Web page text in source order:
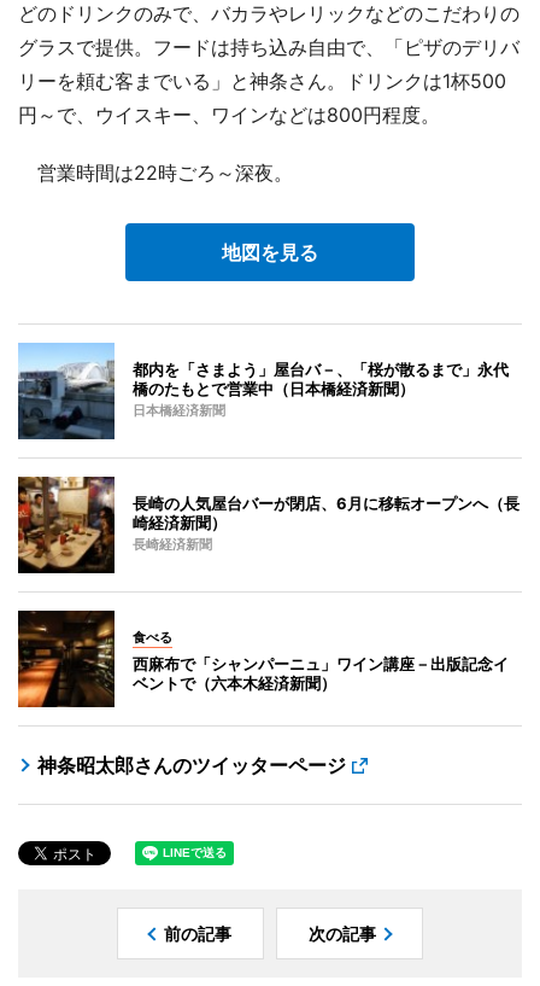
どのドリンクのみで、バカラやレリックなどのこだわりの
グラスで提供。フードは持ち込み自由で、「ピザのデリバ
リーを頼む客までいる」と神条さん。ドリンクは1杯500
円～で、ウイスキー、ワインなどは800円程度。
営業時間は22時ごろ～深夜。
地図を見る
都内を「さまよう」屋台バ－、「桜が散るまで」永代
橋のたもとで営業中（日本橋経済新聞）
日本橋経済新聞
長崎の人気屋台バーが閉店、6月に移転オープンへ（長
崎経済新聞）
長崎経済新聞
食べる
西麻布で「シャンパーニュ」ワイン講座－出版記念イ
ベントで（六本木経済新聞）
神条昭太郎さんのツイッターページ
前の記事 次の記事